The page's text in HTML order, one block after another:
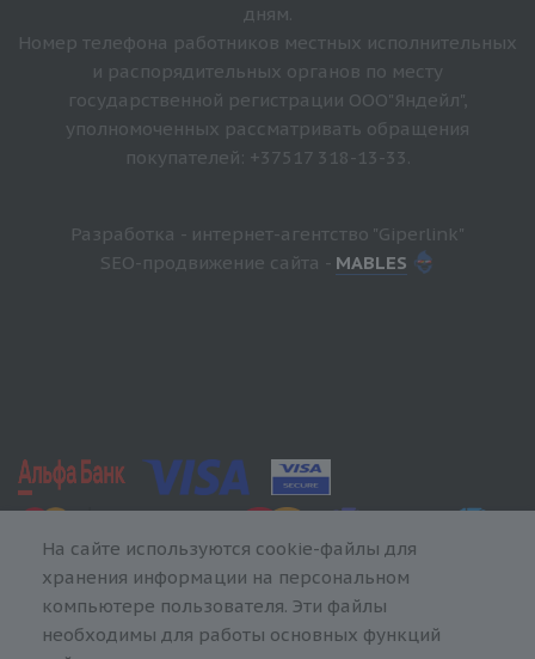
дням.
Номер телефона работников местных исполнительных
и распорядительных органов по месту
государственной регистрации ООО"Яндейл",
уполномоченных рассматривать обращения
покупателей: +37517 318-13-33.
Разработка - интернет-агентство "Giperlink"
SEO-продвижение сайта - MABLES
На сайте используются cookie-файлы для
хранения информации на персональном
компьютере пользователя. Эти файлы
необходимы для работы основных функций